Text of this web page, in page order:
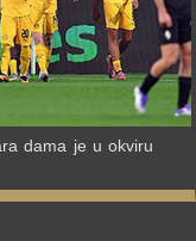
dama je u okviru